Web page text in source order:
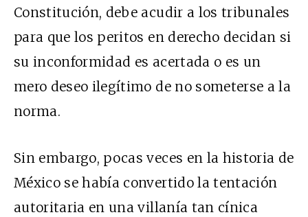
Constitución, debe acudir a los tribunales
para que los peritos en derecho decidan si
su inconformidad es acertada o es un
mero deseo ilegítimo de no someterse a la
norma.
Sin embargo, pocas veces en la historia de
México se había convertido la tentación
autoritaria en una villanía tan cínica